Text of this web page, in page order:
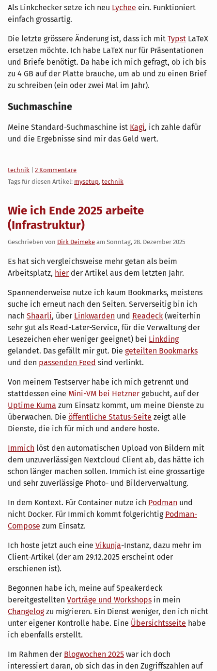
Als Linkchecker setze ich neu Lychee ein. Funktioniert
einfach grossartig.
Die letzte grössere Änderung ist, dass ich mit Typst LaTeX
ersetzen möchte. Ich habe LaTeX nur für Präsentationen
und Briefe benötigt. Da habe ich mich gefragt, ob ich bis
zu 4 GB auf der Platte brauche, um ab und zu einen Brief
zu schreiben (ein oder zwei Mal im Jahr).
Suchmaschine
Meine Standard-Suchmaschine ist Kagi, ich zahle dafür
und die Ergebnisse sind mir das Geld wert.
Kategorien:
technik
2 Kommentare
Tags für diesen Artikel: mysetup, technik
Wie ich Ende 2025 arbeite
(Infrastruktur)
Geschrieben von Dirk Deimeke am Sonntag, 28. Dezember 2025
Es hat sich vergleichsweise mehr getan als beim
Arbeitsplatz, hier der Artikel aus dem letzten Jahr.
Spannenderweise nutze ich kaum Bookmarks, meistens
suche ich erneut nach den Seiten. Serverseitig bin ich
nach Shaarli, über Linkwarden und Readeck (weiterhin
sehr gut als Read-Later-Service, für die Verwaltung der
Lesezeichen eher weniger geeignet) bei Linkding
gelandet. Das gefällt mir gut. Die geteilten Bookmarks
und den passenden Feed sind verlinkt.
Von meinem Testserver habe ich mich getrennt und
stattdessen eine Mini-VM bei Hetzner gebucht, auf der
Uptime Kuma zum Einsatz kommt, um meine Dienste zu
überwachen. Die öffentliche Status-Seite zeigt alle
Dienste, die ich für mich und andere hoste.
Immich löst den automatischen Upload von Bildern mit
dem unzuverlässigen Nextcloud Client ab, das hätte ich
schon länger machen sollen. Immich ist eine grossartige
und sehr zuverlässige Photo- und Bilderverwaltung.
In dem Kontext. Für Container nutze ich Podman und
nicht Docker. Für Immich kommt folgerichtig Podman-
Compose zum Einsatz.
Ich hoste jetzt auch eine Vikunja-Instanz, dazu mehr im
Client-Artikel (der am 29.12.2025 erscheint oder
erschienen ist).
Begonnen habe ich, meine auf Speakerdeck
bereitgestellten Vorträge und Workshops in mein
Changelogzu migrieren. Ein Dienst weniger, den ich nicht
unter eigener Kontrolle habe. Eine Übersichtsseite habe
ich ebenfalls erstellt.
Im Rahmen der Blogwochen 2025 war ich doch
interessiert daran, ob sich das in den Zugriffszahlen auf